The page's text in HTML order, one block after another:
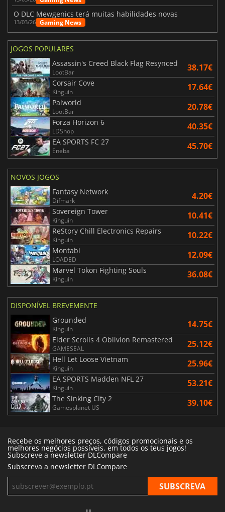
O DLC Mewgenics terá muitas habilidades novas
13/03/26 Gaming News
JOGOS POPULARES
Assassin's Creed Black Flag Resynced
LootBar 38.17€
Corsair Cove
Kinguin 17.64€
Palworld
LootBar 20.78€
Forza Horizon 6
LDShop 40.35€
EA SPORTS FC 27
Eneba 45.70€
NOVOS JOGOS
Fantasy Network
Difmark 4.20€
Sovereign Tower
Kinguin 10.41€
ReStory Chill Electronics Repairs
Kinguin 10.22€
Montabi
LOADED 12.09€
Marvel Tokon Fighting Souls
Kinguin 36.08€
DISPONÍVEL BREVEMENTE
Grounded
Kinguin 14.75€
Elder Scrolls 4 Oblivion Remastered
GAMESEAL 25.12€
Hell Let Loose Vietnam
Kinguin 25.96€
EA SPORTS Madden NFL 27
Kinguin 53.21€
The Sinking City 2
Gamesplanet US 39.10€
Recebe os melhores preços, códigos promocionais e os
melhores negócios possíveis, em todos os teus jogos!
Subscreve a newsletter DLCompare
Subscreva a newsletter DLCompare